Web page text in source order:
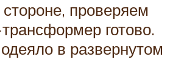
проверяем
готово.
в развернутом